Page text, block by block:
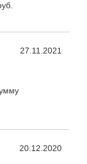
27.11.2021
20.12.2020